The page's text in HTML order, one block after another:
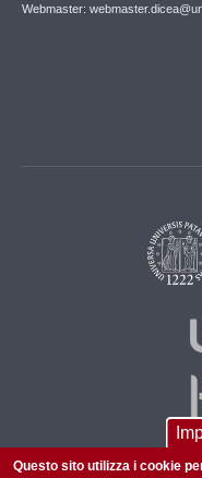
Webmaster:
Questo sito utilizza i cookie